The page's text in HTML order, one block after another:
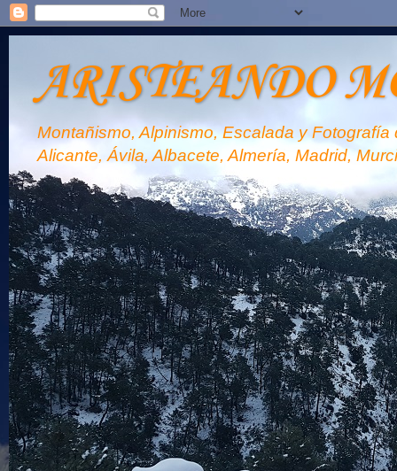
ARISTEANDO
Montañismo, Alpinismo, Escalada y
Alicante, Ávila, Albacete, Almería, Madrid,